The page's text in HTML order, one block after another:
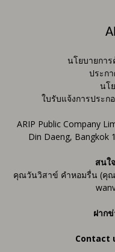
นโยบายกา
ประก
นโ
ใบรับแจ้งการประ
ARIP Public Company
Din Daeng, Bangkok
สนใ
คุณวันวิสาข์ คำหอมรื่น (คุณ
ฝาก
Contact